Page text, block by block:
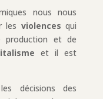
nous nous
les violencesqui
production et de
et il est
décisions des